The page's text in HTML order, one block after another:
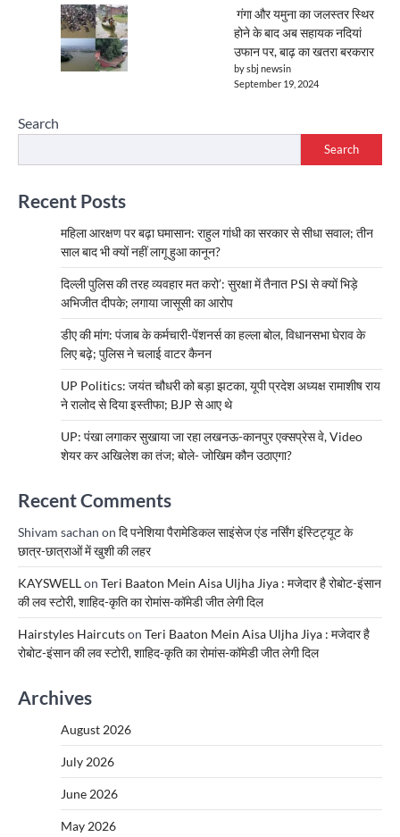
गंगा और यमुना का जलस्तर स्थिर
होने के बाद अब सहायक नदियां
उफान पर, बाढ़ का खतरा बरकरार
by sbj newsin
September 19, 2024
Search
Search
Recent Posts
महिला आरक्षण पर बढ़ा घमासान: राहुल गांधी का सरकार से सीधा सवाल; तीन
साल बाद भी क्यों नहीं लागू हुआ कानून?
दिल्ली पुलिस की तरह व्यवहार मत करो’: सुरक्षा में तैनात PSI से क्यों भिड़े
अभिजीत दीपके; लगाया जासूसी का आरोप
डीए की मांग: पंजाब के कर्मचारी-पेंशनर्स का हल्ला बोल, विधानसभा घेराव के
लिए बढ़े; पुलिस ने चलाई वाटर कैनन
UP Politics: जयंत चौधरी को बड़ा झटका, यूपी प्रदेश अध्यक्ष रामाशीष राय
ने रालोद से दिया इस्तीफा; BJP से आए थे
UP: पंखा लगाकर सुखाया जा रहा लखनऊ-कानपुर एक्सप्रेस वे, Video
शेयर कर अखिलेश का तंज; बोले- जोखिम कौन उठाएगा?
Recent Comments
Shivam sachan on दि पनेशिया पैरामेडिकल साइंसेज एंड नर्सिंग इंस्टिट्यूट के
छात्र-छात्राओं में खुशी की लहर
KAYSWELLon Teri Baaton Mein Aisa Uljha Jiya : मजेदार है रोबोट-इंसान
की लव स्टोरी, शाहिद-कृति का रोमांस-कॉमेडी जीत लेगी दिल
Hairstyles Haircutson Teri Baaton Mein Aisa Uljha Jiya : मजेदार है
रोबोट-इंसान की लव स्टोरी, शाहिद-कृति का रोमांस-कॉमेडी जीत लेगी दिल
Archives
August 2026
July 2026
June 2026
May 2026